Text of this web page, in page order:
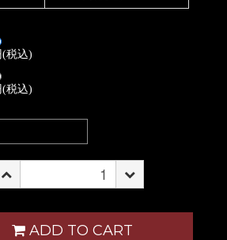
(税込)
(税込)
ADD TO CART